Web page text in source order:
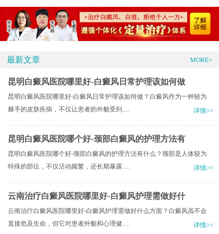
最新文章 MORE+
昆明白癜风医院哪里好-白癜风日常护理该如何做
昆明白癜风医院哪里好-白癜风日常护理该如何做？白癜风作为一种较为
棘手的皮肤疾病，不仅让患者的外貌受到.....
详情>>
昆明白癜风医院哪个好-颈部白癜风的护理方法有
昆明白癜风医院哪个好-颈部白癜风的护理方法有什么？颈部是人体较为
特殊的部位，不仅活动频繁，还长期暴露.....
详情>>
云南治疗白癜风医院哪里好-白癜风护理需做好什
云南治疗白癜风医院哪里好-白癜风护理需做好什么方面？白癜风虽不会
直接危及生命，但它对患者外貌和心理健.....
详情>>